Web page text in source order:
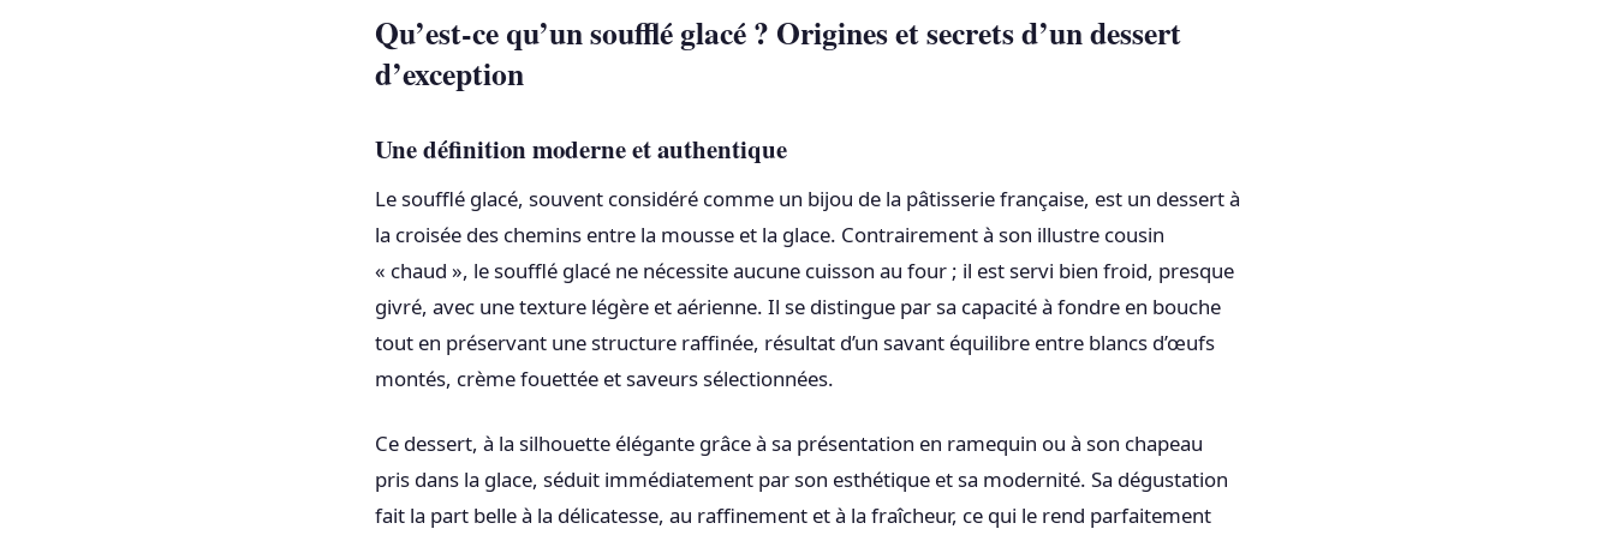
Qu’est-ce qu’un soufflé glacé ? Origines et secrets d’un dessert
d’exception
Une définition moderne et authentique
Le soufflé glacé, souvent considéré comme un bijou de la pâtisserie française, est un dessert à
la croisée des chemins entre la mousse et la glace. Contrairement à son illustre cousin
« chaud », le soufflé glacé ne nécessite aucune cuisson au four ; il est servi bien froid, presque
givré, avec une texture légère et aérienne. Il se distingue par sa capacité à fondre en bouche
tout en préservant une structure raffinée, résultat d’un savant équilibre entre blancs d’œufs
montés, crème fouettée et saveurs sélectionnées.
Ce dessert, à la silhouette élégante grâce à sa présentation en ramequin ou à son chapeau
pris dans la glace, séduit immédiatement par son esthétique et sa modernité. Sa dégustation
fait la part belle à la délicatesse, au raffinement et à la fraîcheur, ce qui le rend parfaitement